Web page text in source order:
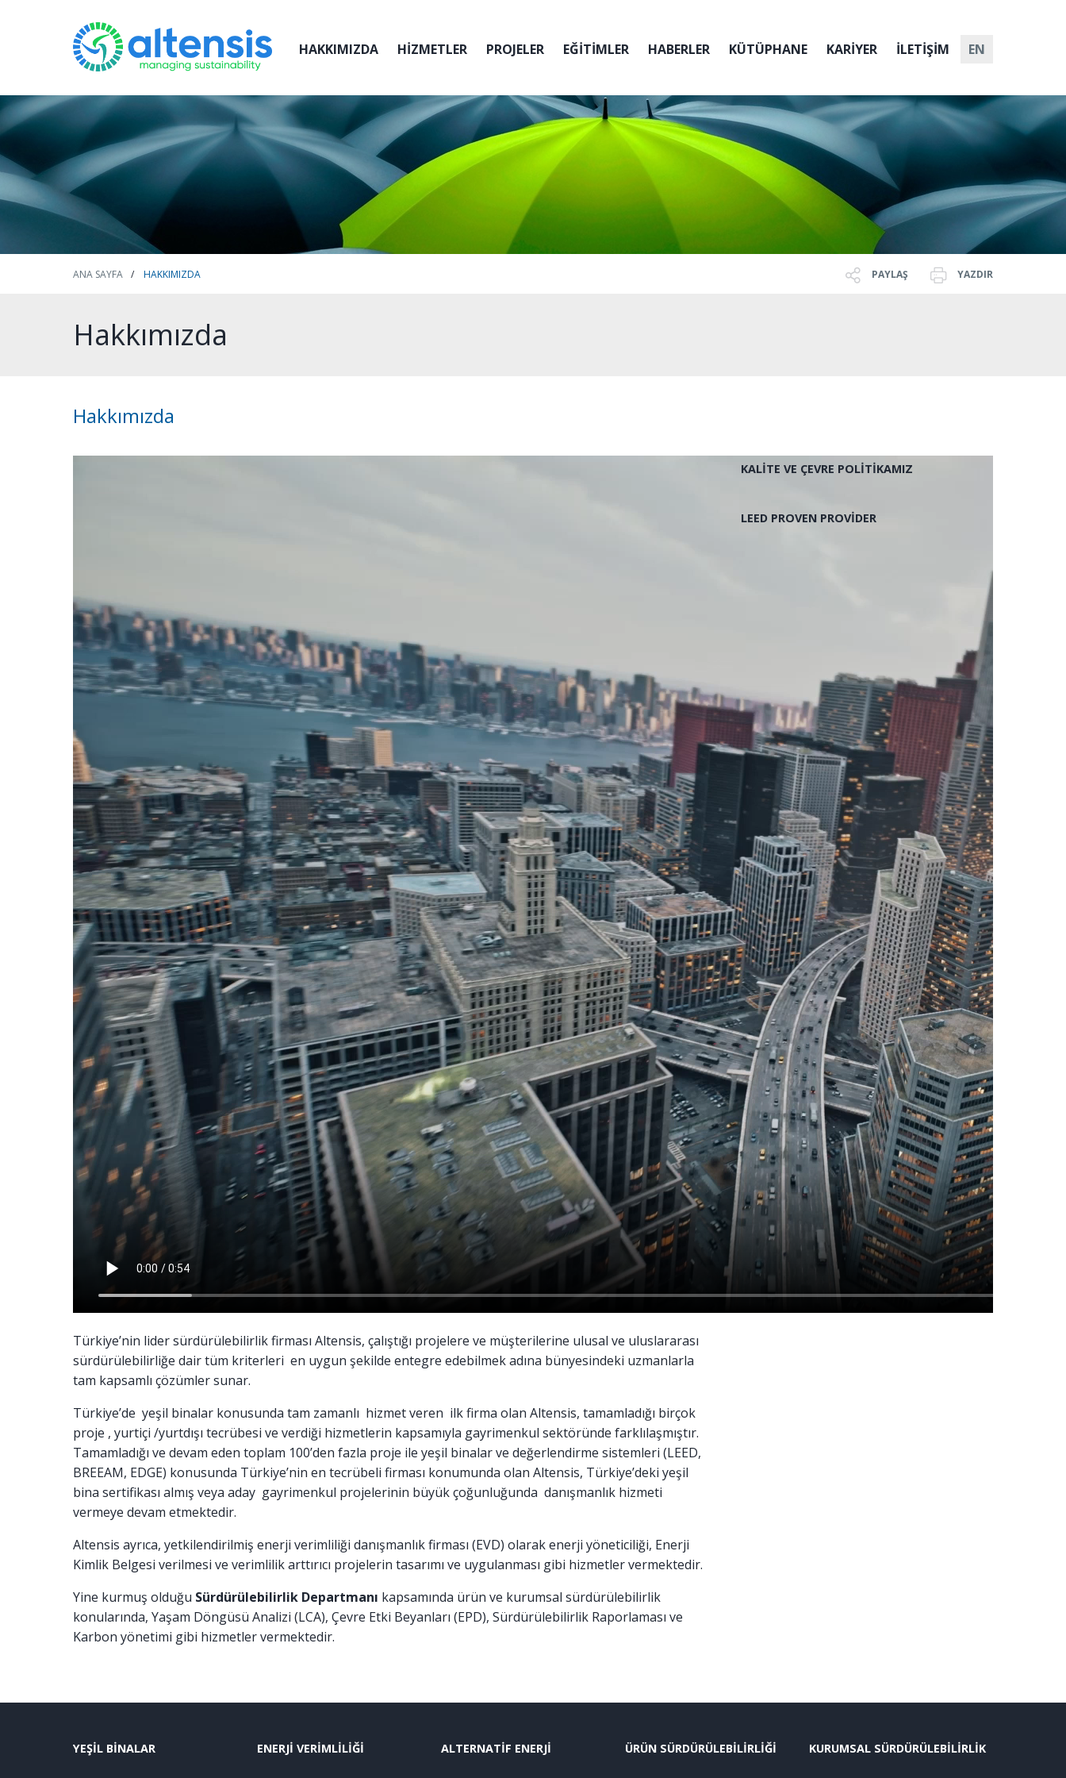
HAKKIMIZDA HİZMETLER PROJELER EĞİTİMLER HABERLER KÜTÜPHANE KARİYER İLETİŞİM EN
ANA SAYFA HAKKIMIZDA PAYLAŞ YAZDIR
Hakkımızda
Hakkımızda
Türkiye’nin lider sürdürülebilirlik firması Altensis, çalıştığı projelere ve müşterilerine ulusal ve uluslararası
sürdürülebilirliğe dair tüm kriterleri en uygun şekilde entegre edebilmek adına bünyesindeki uzmanlarla
tam kapsamlı çözümler sunar.
Türkiye’de yeşil binalar konusunda tam zamanlı hizmet veren ilk firma olan Altensis, tamamladığı birçok
proje , yurtiçi /yurtdışı tecrübesi ve verdiği hizmetlerin kapsamıyla gayrimenkul sektöründe farklılaşmıştır.
Tamamladığı ve devam eden toplam 100’den fazla proje ile yeşil binalar ve değerlendirme sistemleri (LEED,
BREEAM, EDGE) konusunda Türkiye’nin en tecrübeli firması konumunda olan Altensis, Türkiye’deki yeşil
bina sertifikası almış veya aday gayrimenkul projelerinin büyük çoğunluğunda danışmanlık hizmeti
vermeye devam etmektedir.
Altensis ayrıca, yetkilendirilmiş enerji verimliliği danışmanlık firması (EVD) olarak enerji yöneticiliği, Enerji
Kimlik Belgesi verilmesi ve verimlilik arttırıcı projelerin tasarımı ve uygulanması gibi hizmetler vermektedir.
Yine kurmuş olduğu Sürdürülebilirlik Departmanı kapsamında ürün ve kurumsal sürdürülebilirlik
konularında, Yaşam Döngüsü Analizi (LCA), Çevre Etki Beyanları (EPD), Sürdürülebilirlik Raporlaması ve
Karbon yönetimi gibi hizmetler vermektedir.
KALITE VE ÇEVRE POLITIKAMIZ
LEED PROVEN PROVIDER
YEŞİL BİNALAR ENERJİ VERİMLİLİĞİ ALTERNATİF ENERJİ ÜRÜN SÜRDÜRÜLEBİLİRLİĞİ KURUMSAL SÜRDÜRÜLEBİLİRLİK